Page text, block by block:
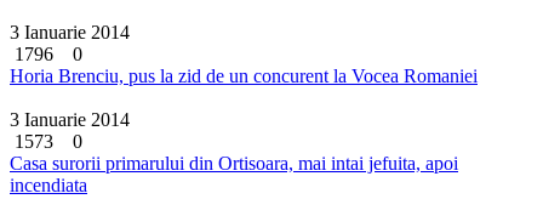
3 Ianuarie 2014
1796
0
Horia Brenciu, pus la zid de un concurent la Vocea Romaniei
3 Ianuarie 2014
1573
0
Casa surorii primarului din Ortisoara, mai intai jefuita, apoi
incendiata